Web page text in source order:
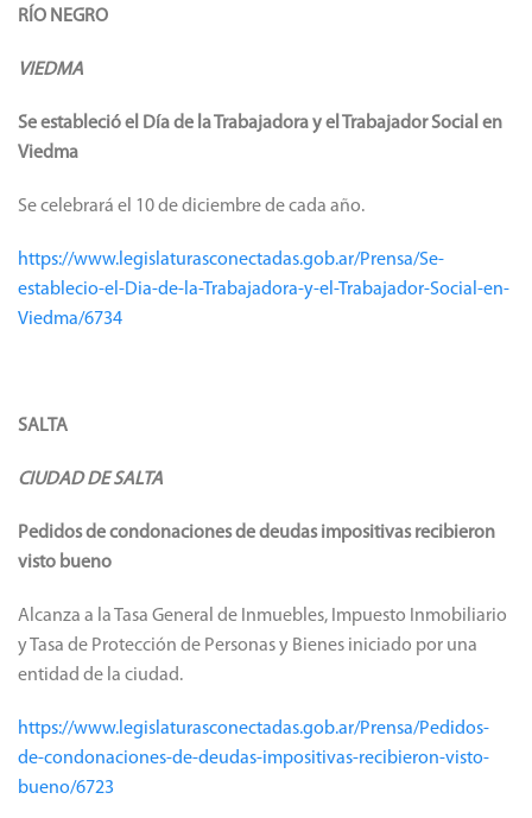
RÍO NEGRO
VIEDMA
Se estableció el Día de la Trabajadora y el Trabajador Social en
Viedma
Se celebrará el 10 de diciembre de cada año.
https://www.legislaturasconectadas.gob.ar/Prensa/Se-
establecio-el-Dia-de-la-Trabajadora-y-el-Trabajador-Social-en-
Viedma/6734
SALTA
CIUDAD DE SALTA
Pedidos de condonaciones de deudas impositivas recibieron
visto bueno
Alcanza a la Tasa General de Inmuebles, Impuesto Inmobiliario
y Tasa de Protección de Personas y Bienes iniciado por una
entidad de la ciudad.
https://www.legislaturasconectadas.gob.ar/Prensa/Pedidos-
de-condonaciones-de-deudas-impositivas-recibieron-visto-
bueno/6723